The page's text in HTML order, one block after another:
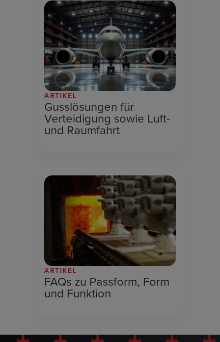
ARTIKEL
Gusslösungen für
Verteidigung sowie Luft-
und Raumfahrt
ARTIKEL
FAQs zu Passform, Form
und Funktion